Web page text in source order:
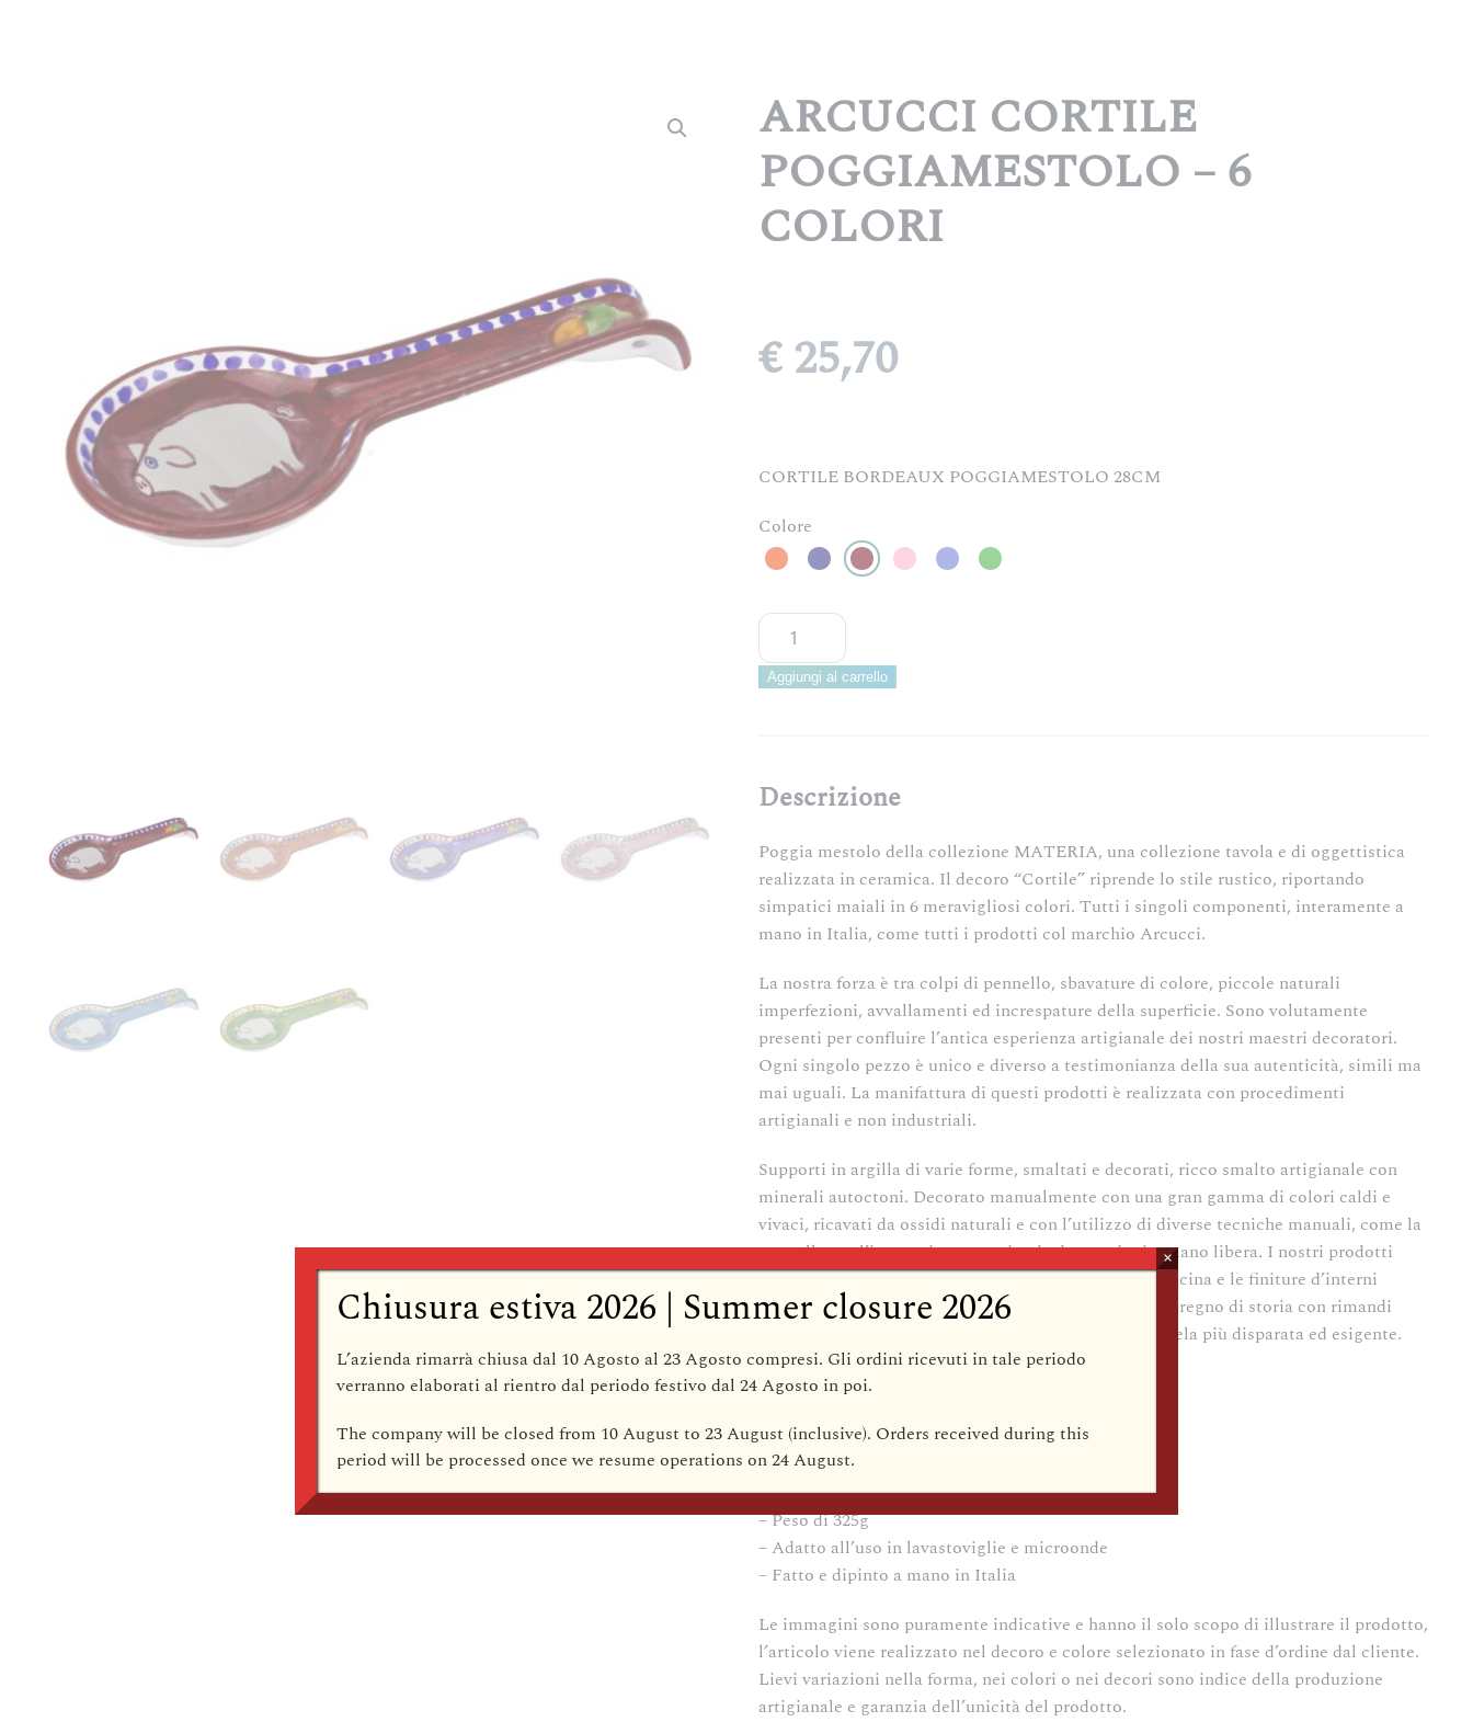
ARCUCCI CORTILE
POGGIAMESTOLO – 6
COLORI
€25,70
CORTILE BORDEAUX POGGIAMESTOLO 28CM
Colore
ARCUCCI
CORTILE
POGGIAMESTOLO
quantità
Aggiungi al carrello
Descrizione
Poggia mestolo della collezione MATERIA, una collezione tavola e di oggettistica
realizzata in ceramica. Il decoro “Cortile” riprende lo stile rustico, riportando
simpatici maiali in 6 meravigliosi colori. Tutti i singoli componenti, interamente a
mano in Italia, come tutti i prodotti col marchio Arcucci.
La nostra forza è tra colpi di pennello, sbavature di colore, piccole naturali
imperfezioni, avvallamenti ed increspature della superficie. Sono volutamente
presenti per confluire l’antica esperienza artigianale dei nostri maestri decoratori.
Ogni singolo pezzo è unico e diverso a testimonianza della sua autenticità, simili ma
mai uguali. La manifattura di questi prodotti è realizzata con procedimenti
artigianali e non industriali.
Supporti in argilla di varie forme, smaltati e decorati, ricco smalto artigianale con
minerali autoctoni. Decorato manualmente con una gran gamma di colori caldi e
vivaci, ricavati da ossidi naturali e con l’utilizzo di diverse tecniche manuali, come la
pennellata o l’immersione, seguita da decorazioni a mano libera. I nostri prodotti
sono riconosciuti come un classico per la tavola, la cucina e le finiture d’interni
dell’arredo di qualità. Riferimento versatile e solare, pregno di storia con rimandi
artistici che hanno ammaliato ed affascinato la clientela più disparata ed esigente.
– Poggia mestolo lunghezza 28cm
– Disponibile in 6 colori
– Realizzato in ceramica bianca
– Superficie liscia con bordo irregolare
– Peso di 325g
– Adatto all’uso in lavastoviglie e microonde
– Fatto e dipinto a mano in Italia
Le immagini sono puramente indicative e hanno il solo scopo di illustrare il prodotto,
l’articolo viene realizzato nel decoro e colore selezionato in fase d’ordine dal cliente.
Lievi variazioni nella forma, nei colori o nei decori sono indice della produzione
artigianale e garanzia dell’unicità del prodotto.
Chiusura estiva 2026 | Summer closure 2026
L’azienda rimarràchiusa dal 10 Agosto al 23 Agosto compresi. Gli ordini ricevuti in tale periodo
verranno elaborati al rientro dal periodo festivo dal 24 Agosto in poi.
The companywill be closed from 10 August to 23 August (inclusive). Orders received during this
period will be processed once we resume operations on24 August.
×